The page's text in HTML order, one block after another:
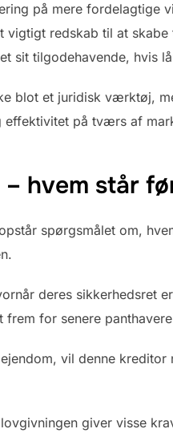
på mere fordelagtige
vigtigt redskab til at
sit tilgodehavende, hvis
blot et juridisk værktøj,
på tværs af
hvem står
spørgsmålet om,
deres sikkerhedsret
for senere
vil denne
giver visse